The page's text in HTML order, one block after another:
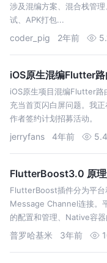
涉及混编方案、混合栈管
试、APK打包...
coder_pig 2年前
iOS原生混编Flutter
iOS原生项目混编Flutter
充当首页闪白屏问题。我
作者签约计划招募活动。
jerryfans 4年前
FlutterBoost3.0 原
FlutterBoost插件分为平台
Message Channel连接。
的配置和管理、Native容
性变化通知
普罗哈基米 3年前